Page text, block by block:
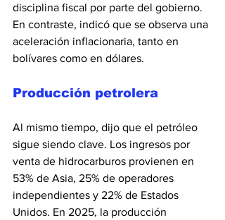
disciplina fiscal por parte del gobierno.
En contraste, indicó que se observa una
aceleración inflacionaria, tanto en
bolívares como en dólares.
Producción petrolera
Al mismo tiempo, dijo que el petróleo
sigue siendo clave. Los ingresos por
venta de hidrocarburos provienen en
53% de Asia, 25% de operadores
independientes y 22% de Estados
Unidos. En 2025, la producción